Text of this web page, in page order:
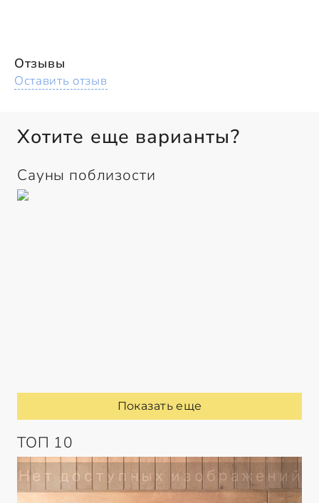
Отзывы
Оставить отзыв
Хотите еще варианты?
Сауны поблизости
Показать еще
ТОП 10